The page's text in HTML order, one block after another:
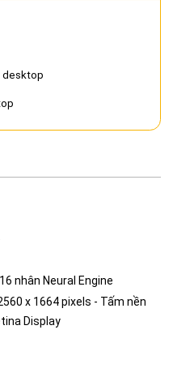
desktop
nhân Neural Engine
x 1664 pixels - Tấm nền
Display